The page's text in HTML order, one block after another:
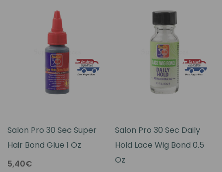
Salon Pro 30 Sec Super
Hair Bond Glue 1 Oz
5,40€
Salon Pro 30 Sec Daily
Hold Lace Wig Bond 0.5
Oz